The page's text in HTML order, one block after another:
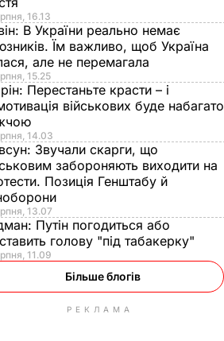
16.13
В України реально немає
Їм важливо, щоб Україна
але не перемагала
15.25
Перестаньте красти – і
військових буде набагато
14.03
Звучали скарги, що
забороняють виходити на
Позиція Генштабу й
13.07
Путін погодиться або
голову "під табакерку"
11.09
Більше блогів
РЕКЛАМА